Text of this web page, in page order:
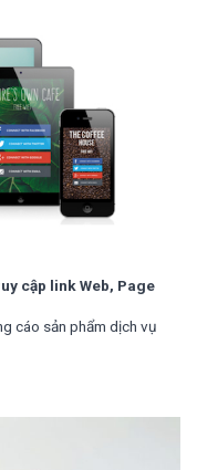
cập link Web, Page
cáo sản phẩm dịch vụ